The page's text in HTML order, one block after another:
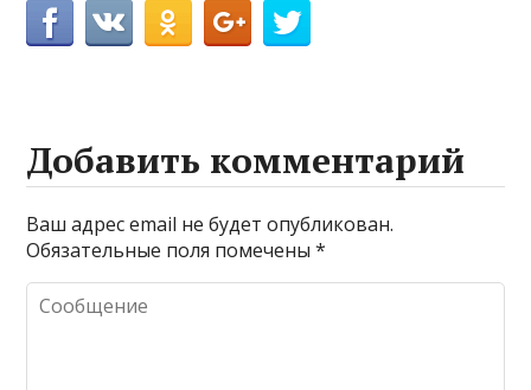
Добавить комментарий
Ваш адрес email не будет опубликован.
Обязательные поля помечены*